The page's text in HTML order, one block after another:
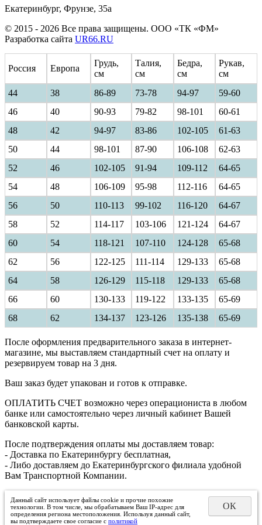
Екатеринбург, Фрунзе, 35а
© 2015 - 2026 Все права защищены. ООО «ТК «ФМ»
Разработка сайта UR66.RU
Россия Европа
Грудь,
см
Талия,
см
Бедра,
см
Рукав,
см
44
38 86-89 73-78 94-97
59-60
46
40 90-93 79-82 98-101
60-61
48
42 94-97 83-86 102-105
61-63
50
44 98-101 87-90 106-108
62-63
52
46 102-105 91-94 109-112
64-65
54
48 106-109 95-98 112-116
64-65
56
50 110-113 99-102 116-120
64-67
58
52 114-117 103-106 121-124
64-67
60
54 118-121 107-110 124-128
65-68
62
56 122-125 111-114 129-133
65-68
64
58 126-129 115-118 129-133
65-68
66
60 130-133 119-122 133-135
65-69
68
62 134-137 123-126 135-138 65-69
После оформления предварительного заказа в интернет-
магазине, мы выставляем стандартный счет на оплату и
резервируем товар на 3 дня.
Ваш заказ будет упакован и готов к отправке.
ОПЛАТИТЬ СЧЕТ возможно через операциониста в любом
банке или самостоятельно через личный кабинет Вашей
банковской карты.
После подтверждения оплаты мы доставляем товар:
- Доставка по Екатеринбургу бесплатная,
- Либо доставляем до Екатеринбургского филиала удобной
Вам Транспортной Компании.
Данный сайт использует файлы cookie и прочие похожие
технологии. В том числе, мы обрабатываем Ваш IP-адрес для
определения региона местоположения. Используя данный сайт,
вы подтверждаете свое согласие с политикой
ОК